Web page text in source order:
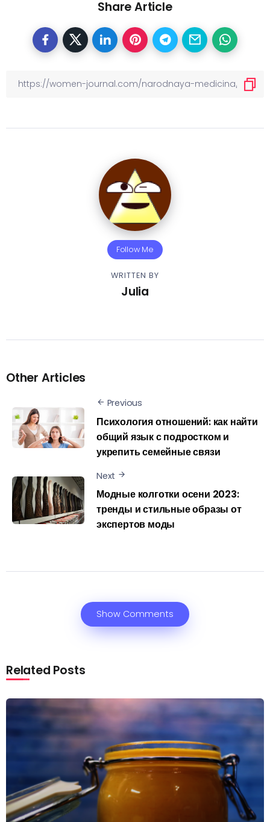
Share Article
Follow Me
WRITTEN BY
Julia
Other Articles
Previous
Психология отношений: как найти
общий язык с подростком и
укрепить семейные связи
Next
Модные колготки осени 2023:
тренды и стильные образы от
экспертов моды
Show Comments
Related Posts